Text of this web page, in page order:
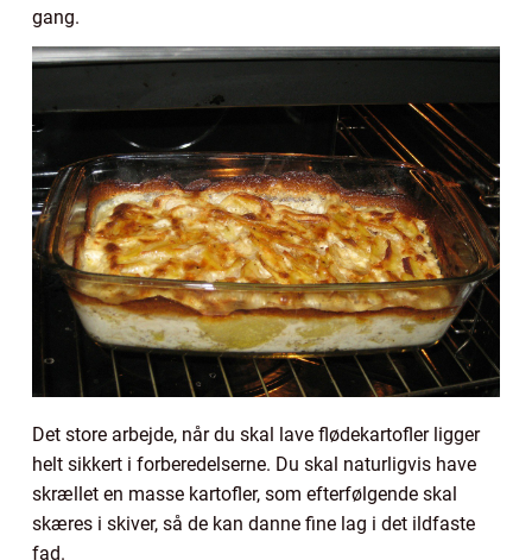
gang.
Det store arbejde, når du skal lave flødekartofler ligger
helt sikkert i forberedelserne. Du skal naturligvis have
skrællet en masse kartofler, som efterfølgende skal
skæres i skiver, så de kan danne fine lag i det ildfaste
fad.